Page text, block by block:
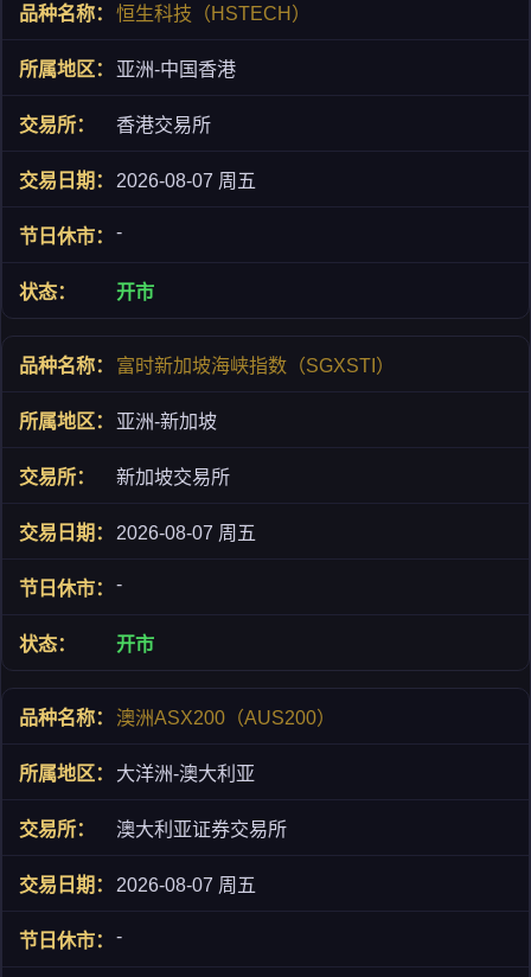
恒生科技（HSTECH）
亚洲-中国香港
香港交易所
2026-08-07 周五
-
开市
富时新加坡海峡指数（SGXSTI）
亚洲-新加坡
新加坡交易所
2026-08-07 周五
-
开市
澳洲ASX200（AUS200）
大洋洲-澳大利亚
澳大利亚证券交易所
2026-08-07 周五
-